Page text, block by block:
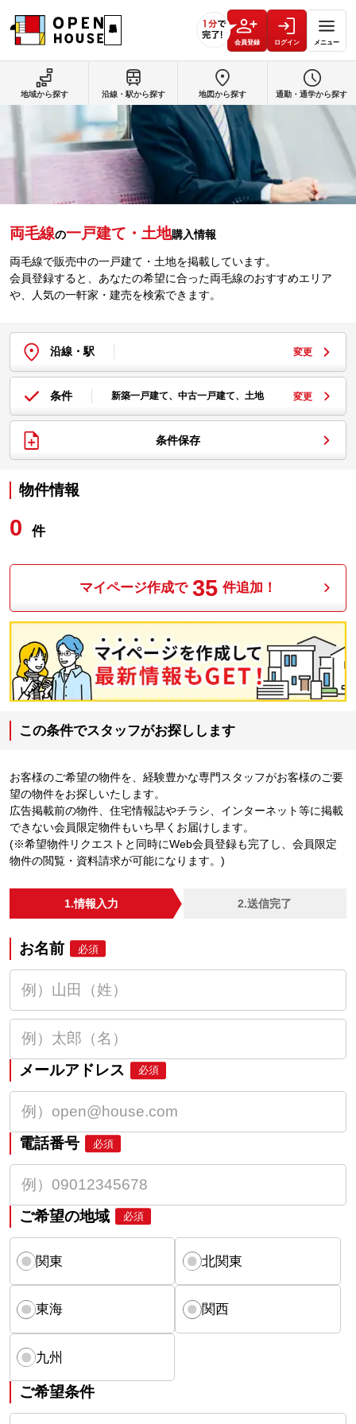
会員登録 ログイン メニュー
両毛線の一戸建て・土地購入情報
両毛線で販売中の一戸建て・土地を掲載しています。
会員登録すると、あなたの希望に合った両毛線のおすすめエリア
や、人気の一軒家・建売を検索できます。
沿線・駅 変更
条件 新築一戸建て、中古一戸建て、土地 変更
条件保存
物件情報
0 件
マイページ作成で 35 件追加！
この条件でスタッフがお探しします
お客様のご希望の物件を、経験豊かな専門スタッフがお客様のご要
望の物件をお探しいたします。
広告掲載前の物件、住宅情報誌やチラシ、インターネット等に掲載
できない会員限定物件もいち早くお届けします。
(※希望物件リクエストと同時にWeb会員登録も完了し、会員限定
物件の閲覧・資料請求が可能になります。)
1.情報入力 2.送信完了
お名前 必須
メールアドレス 必須
電話番号 必須
ご希望の地域 必須
関東 北関東
東海 関西
九州
ご希望条件
地域から探す 沿線・駅から探す 地図から探す 通勤・通学から探す